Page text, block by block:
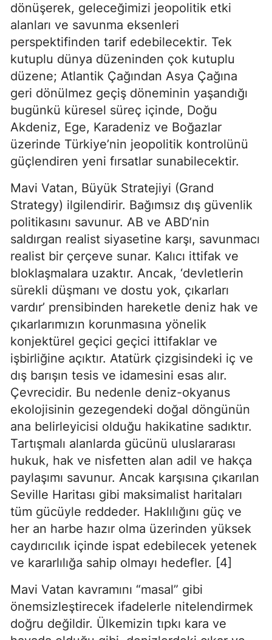
dönüşerek, geleceğimizi jeopolitik etki
alanları ve savunma eksenleri
perspektifinden tarif edebilecektir. Tek
kutuplu dünya düzeninden çok kutuplu
düzene; Atlantik Çağından Asya Çağına
geri dönülmez geçiş döneminin yaşandığı
bugünkü küresel süreç içinde, Doğu
Akdeniz, Ege, Karadeniz ve Boğazlar
üzerinde Türkiye’nin jeopolitik kontrolünü
güçlendiren yeni fırsatlar sunabilecektir.
Mavi Vatan, Büyük Stratejiyi (Grand
Strategy) ilgilendirir. Bağımsız dış güvenlik
politikasını savunur. AB ve ABD’nin
saldırgan realist siyasetine karşı, savunmacı
realist bir çerçeve sunar. Kalıcı ittifak ve
bloklaşmalara uzaktır. Ancak, ‘devletlerin
sürekli düşmanı ve dostu yok, çıkarları
vardır’ prensibinden hareketle deniz hak ve
çıkarlarımızın korunmasına yönelik
konjektürel geçici geçici ittifaklar ve
işbirliğine açıktır. Atatürk çizgisindeki iç ve
dış barışın tesis ve idamesini esas alır.
Çevrecidir. Bu nedenle deniz-okyanus
ekolojisinin gezegendeki doğal döngünün
ana belirleyicisi olduğu hakikatine sadıktır.
Tartışmalı alanlarda gücünü uluslararası
hukuk, hak ve nisfetten alan adil ve hakça
paylaşımı savunur. Ancak karşısına çıkarılan
Seville Haritası gibi maksimalist haritaları
tüm gücüyle reddeder. Haklılığını güç ve
her an harbe hazır olma üzerinden yüksek
caydırıcılık içinde ispat edebilecek yetenek
ve kararlılığa sahip olmayı hedefler. [4]
Mavi Vatan kavramını “masal” gibi
önemsizleştirecek ifadelerle nitelendirmek
doğru değildir. Ülkemizin tıpkı kara ve